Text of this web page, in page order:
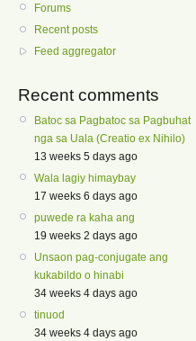
Forums
Recent posts
Feed aggregator
Recent comments
Batoc sa Pagbatoc sa Pagbuhat
nga sa Uala (Creatio ex Nihilo)
13 weeks 5 days ago
Wala lagiy himaybay
17 weeks 6 days ago
puwede ra kaha ang
19 weeks 2 days ago
Unsaon pag-conjugate ang
kukabildo o hinabi
34 weeks 4 days ago
tinuod
34 weeks 4 days ago